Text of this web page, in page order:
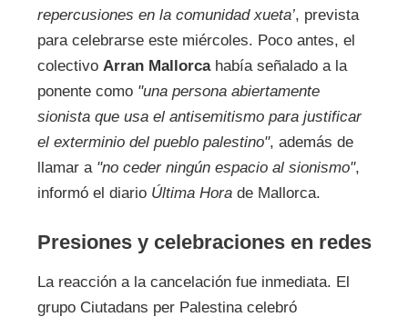
repercusiones en la comunidad xueta’, prevista
para celebrarse este miércoles. Poco antes, el
colectivo Arran Mallorcahabía señalado a la
ponente como "una persona abiertamente
sionista que usa el antisemitismo para justificar
el exterminio del pueblo palestino", además de
llamar a "no ceder ningún espacio al sionismo",
informó el diarioÚltima Horade Mallorca.
Presiones y celebraciones en redes
La reacción a la cancelación fue inmediata. El
grupo Ciutadans per Palestina celebró